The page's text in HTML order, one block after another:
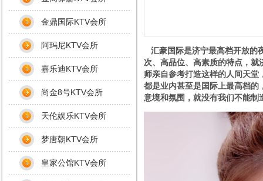
汇豪国际是济宁最高档开放的
次、高品位、高素质的特点，
师亲自参考打造这样的人间天
都是业内甚至是国际上最高档
意境和氛围，就没有我们不能制
金鼎国际KTV会所
阿玛尼KTV会所
嘉乐迪KTV会所
尚金8号KTV会所
天伦娱乐KTV会所
梦唐朝KTV会所
皇家公馆KTV会所